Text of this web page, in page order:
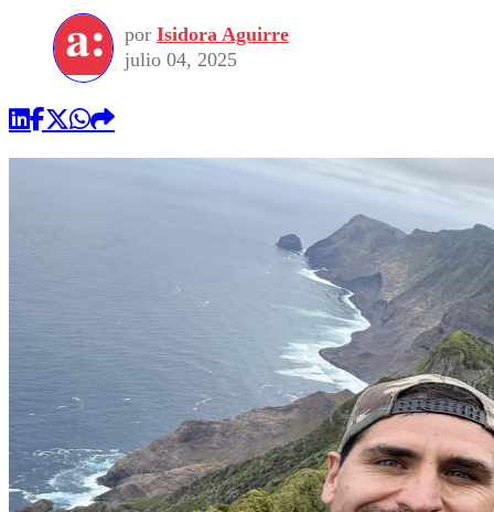
por Isidora Aguirre
julio 04, 2025